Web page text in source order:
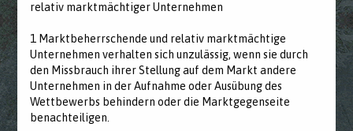
relativ marktmächtiger Unternehmen
1 Marktbeherrschende und relativ marktmächtige
Unternehmen verhalten sich unzulässig, wenn sie durch
den Missbrauch ihrer Stellung auf dem Markt andere
Unternehmen in der Aufnahme oder Ausübung des
Wettbewerbs behindern oder die Marktgegenseite
benachteiligen.